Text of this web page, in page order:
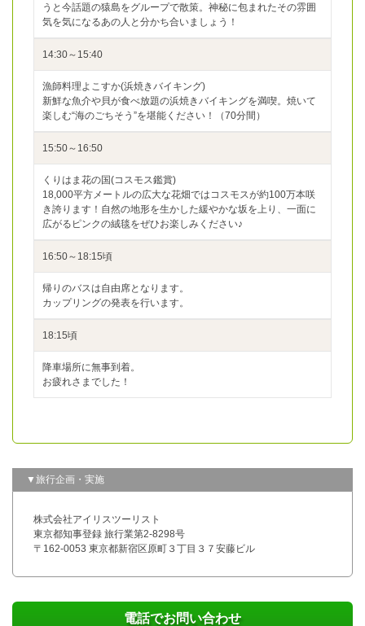
うと今話題の猿島をグループで散策。神秘に包まれたその雰囲
気を気になるあの人と分かち合いましょう！
14:30～15:40
漁師料理よこすか(浜焼きバイキング)
新鮮な魚介や貝が食べ放題の浜焼きバイキングを満喫。焼いて
楽しむ“海のごちそう”を堪能ください！（70分間）
15:50～16:50
くりはま花の国(コスモス鑑賞)
18,000平方メートルの広大な花畑ではコスモスが約100万本咲
き誇ります！自然の地形を生かした緩やかな坂を上り、一面に
広がるピンクの絨毯をぜひお楽しみください♪
16:50～18:15頃
帰りのバスは自由席となります。
カップリングの発表を行います。
18:15頃
降車場所に無事到着。
お疲れさまでした！
▼旅行企画・実施
株式会社アイリスツーリスト
東京都知事登録 旅行業第2-8298号
〒162-0053 東京都新宿区原町３丁目３７安藤ビル
電話でお問い合わせ